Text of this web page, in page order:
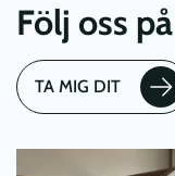
Följ oss
TA MIG DIT